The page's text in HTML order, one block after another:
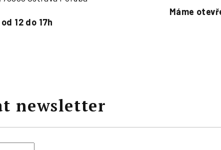
12 do 17h
Máme
newsletter